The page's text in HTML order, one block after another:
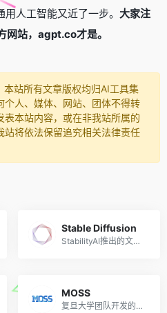
人工智能又近了一步。 大家注
站，agpt.co才是。
站所有文章版权均归AI工具集
个人、媒体、网站、团体不得转
本站内容，或在非我站所属的
站将依法保留追究相关法律责任
Stable Diffusion
StabilityAI推出的文本到图像生成AI
MOSS
复旦大学团队开发的对话式大型语言模型